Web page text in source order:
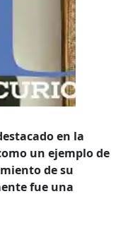
en la
un ejemplo de
de su
fue una